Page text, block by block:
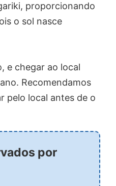
proporcionando
o sol nasce
e chegar ao local
Recomendamos
pelo local antes de o
por